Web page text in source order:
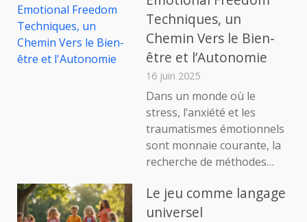
Techniques, un
Chemin Vers le Bien-
être et l’Autonomie
16 juin 2025
Dans un monde où le
stress, l’anxiété et les
traumatismes émotionnels
sont monnaie courante, la
recherche de méthodes…
Le jeu comme langage
universel